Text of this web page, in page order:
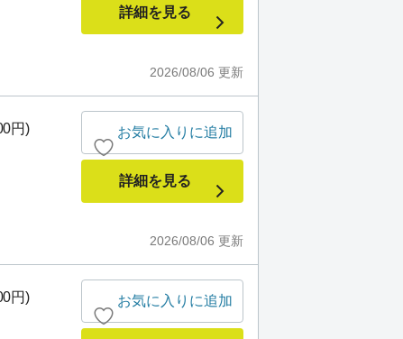
2026/08/06 更新
詳細を見る
円)
2026/08/06 更新
お気に入りに追加
詳細を見る
円)
お気に入りに追加